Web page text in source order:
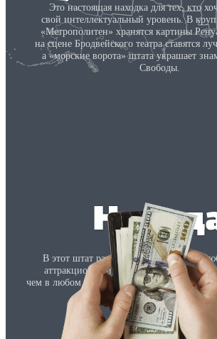
Это настоящая находка для тех, кто
свой интеллектуальный уровень. В
«Метрополитен» хранятся картины
на сцене Бродвейского театра ставятся
а «морские ворота» штата украшает
Свободы.
В этот штат развлечений приезжают
аттракционов и природных красот.
чем в любом другом штате, и именно
снял свой «Парк Юрского